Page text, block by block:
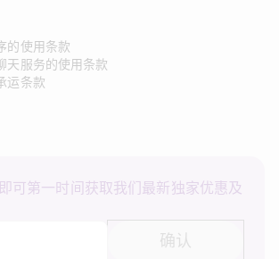
的使用条款
天服务的使用条款
运条款
可第一时间获取我们最新独家优惠及
确认